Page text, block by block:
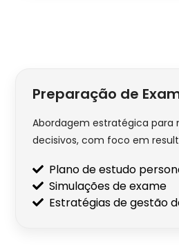
Preparação de
Abordagem estratégica para
decisivos, com foco em
Plano de estudo
Simulações de exame
Estratégias de gestão